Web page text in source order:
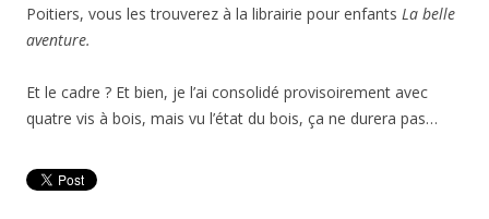
Poitiers, vous les trouverez à la librairie pour enfants La belle
aventure.
Et le cadre ? Et bien, je l’ai consolidé provisoirement avec
quatre vis à bois, mais vu l’état du bois, ça ne durera pas…